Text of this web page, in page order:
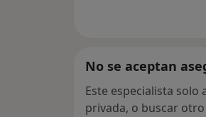
No se aceptan
Este especialista
privada, o buscar